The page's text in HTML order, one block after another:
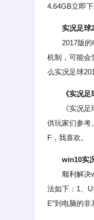
4.64GB立即
实况足球
2017版的电
机制，可能会
么实况足球
《实况
《实况足球
供玩家们参考
F，我喜欢。
win10实
顺利解决
法如下：1、
E”到电脑的